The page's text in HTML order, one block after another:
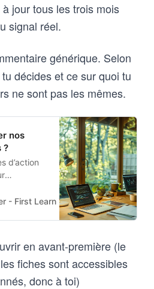
jour tous les trois mois
signal réel.
générique. Selon
décides et ce sur quoi tu
ne sont pas les mêmes.
nos
?
d’action
les
- First Learn The Rules. Then Break
en avant-première (le
fiches sont accessibles
donc à toi)